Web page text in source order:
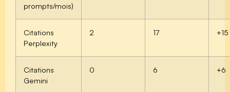
prompts/mois)
Citations
Perplexity
2 17 +15
Citations
Gemini
0 6 +6